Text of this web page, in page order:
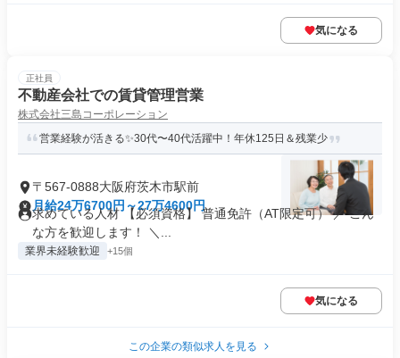
気になる
正社員
不動産会社での賃貸管理営業
株式会社三島コーポレーション
営業経験が活きる✨30代〜40代活躍中！年休125日＆残業少
〒567-0888大阪府茨木市駅前
月給24万6700円～27万4600円
求めている人材 【必須資格】 普通免許（AT限定可） ／ こん
な方を歓迎します！ ＼...
業界未経験歓迎 +15個
気になる
この企業の類似求人を見る